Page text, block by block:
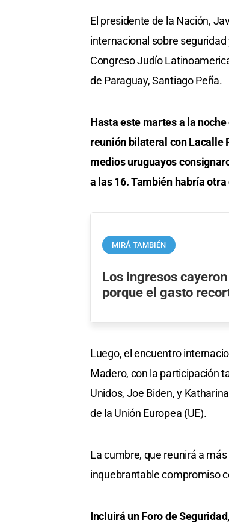
El presidente de la Nación,
internacional sobre
Congreso Judío
de Paraguay, Santiago Peña.
Hasta este martes a la
reunión bilateral con Lacalle
medios uruguayos
a las 16. También habría
MIRÁ TAMBIÉN
Los ingresos
porque el gasto
Luego, el encuentro
Madero, con la participación
Unidos, Joe Biden, y
de la Unión Europea (UE).
La cumbre, que reunirá a
inquebrantable compromiso
Incluirá un Foro de